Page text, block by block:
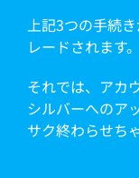
上記3つの手続
レードされます。
それでは、アカ
シルバーへのア
サク終わらせち